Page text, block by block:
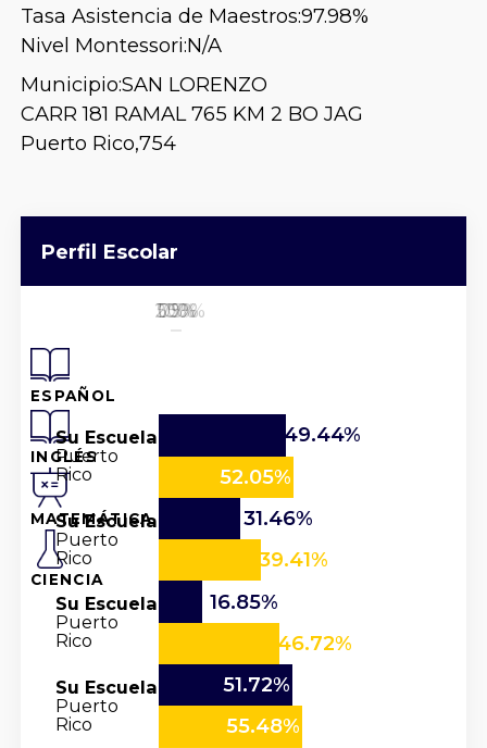
Tasa Asistencia de Maestros:97.98%
Nivel Montessori:N/A
Municipio:SAN LORENZO
CARR 181 RAMAL 765 KM 2 BO JAG
Puerto Rico,754
Perfil Escolar
ESPAÑOL
INGLÉS
MATEMÁTICA
CIENCIA
Su Escuela
Puerto
Rico
49.44%
52.05%
Su Escuela
Puerto
Rico
31.46%
39.41%
Su Escuela
Puerto
Rico
16.85%
46.72%
Su Escuela
Puerto
Rico
51.72%
55.48%
0%
25%
50%
75%
100%